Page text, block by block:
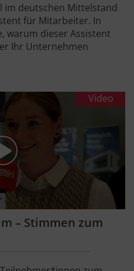
im deutschen Mittelstand
für Mitarbeiter. In
warum dieser Assistent
Ihr Unternehmen
Video
– Stimmen zum